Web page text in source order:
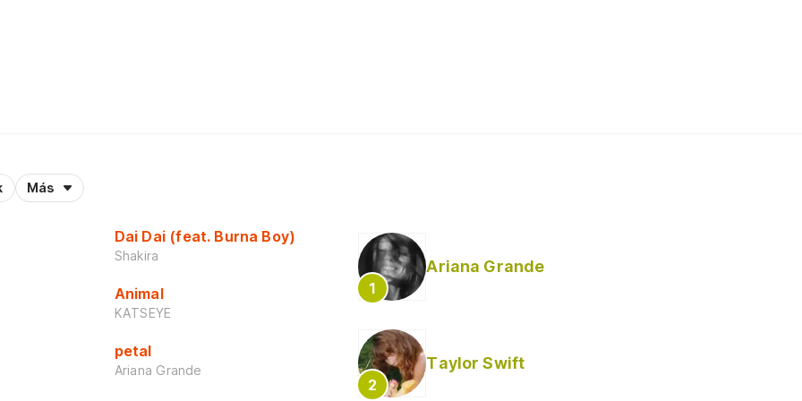
Más
Dai Dai (feat. Burna Boy)
Shakira
Animal
KATSEYE
petal
Ariana Grande
Ariana Grande
Taylor Swift